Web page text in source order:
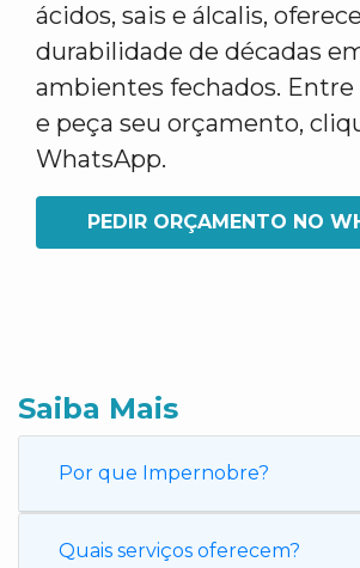
ácidos, sais e álcalis,
durabilidade de décadas
ambientes fechados.
e peça seu orçamento,
WhatsApp.
PEDIR ORÇAMENTO NO
Saiba Mais
Por que Impernobre?
Quais serviços oferecem?